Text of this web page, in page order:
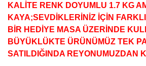
KALİTE RENK DOYUMLU 1.7 KG
KAYA;SEVDİKLERİNİZ İÇİN
BİR HEDİYE MASA ÜZERİNDE
BÜYÜKLÜKTE ÜRÜNÜMÜZ TEK
SATILDIĞINDA REYONUMUZDAN